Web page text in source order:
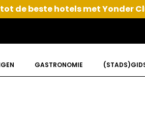
de beste hotels met Yonder
GASTRONOMIE